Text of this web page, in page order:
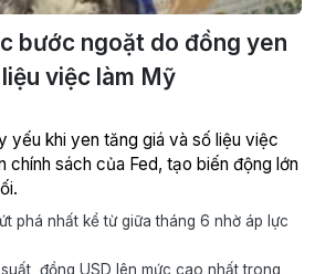
bước ngoặt do đồng yen
việc làm Mỹ
yếu khi yen tăng giá và số liệu việc
chính sách của Fed, tạo biến động lớn
phá nhất kể từ giữa tháng 6 nhờ áp lực
đồng USD lên mức cao nhất trong